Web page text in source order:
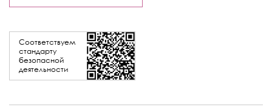
Соответствуем
стандарту
безопасной
деятельности